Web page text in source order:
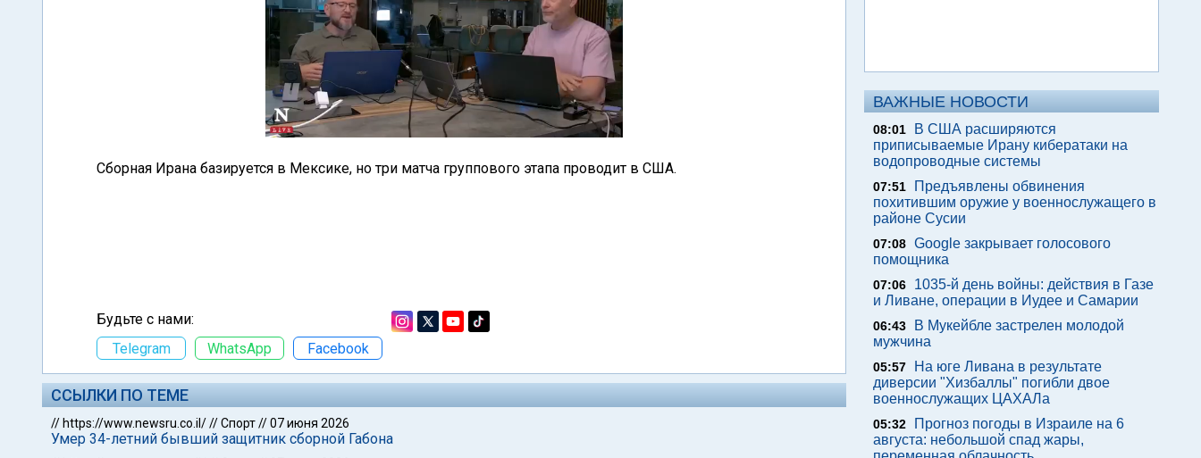
Сборная Ирана базируется в Мексике, но три матча группового этапа проводит в США.
Будьте с нами:
Telegram
WhatsApp Facebook
ССЫЛКИ ПО ТЕМЕ
// https://www.newsru.co.il///Спорт//07 июня 2026
Умер 34-летний бывший защитник сборной Габона
ВАЖНЫЕ НОВОСТИ
08:01
В США расширяются
приписываемые Ирану кибератаки на
водопроводные системы
07:51
Предъявлены обвинения
похитившим оружие у военнослужащего в
районе Сусии
07:08 Google закрывает голосового
помощника
07:06
1035-й день войны: действия в Газе
и Ливане, операции в Иудее и Самарии
06:43
В Мукейбле застрелен молодой
мужчина
05:57
На юге Ливана в результате
диверсии "Хизбаллы" погибли двое
военнослужащих ЦАХАЛа
05:32
Прогноз погоды в Израиле на 6
августа: небольшой спад жары,